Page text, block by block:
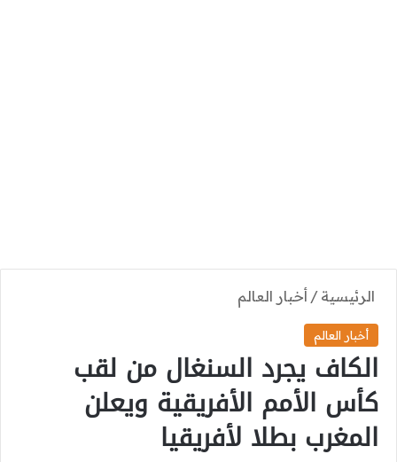
الرئيسية / أخبار العالم
أخبار العالم
الكاف يجرد السنغال من لقب
كأس الأمم الأفريقية ويعلن
المغرب بطلا لأفريقيا